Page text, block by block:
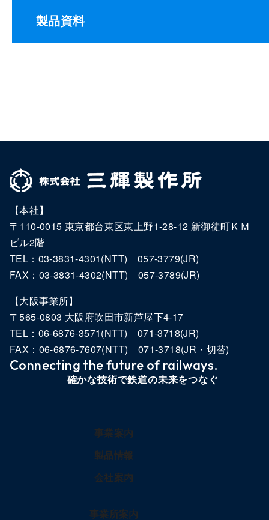
製品資料
【本社】
〒110-0015 東京都台東区東上野1-28-12 新御徒町ＫＭ
ビル2階
TEL：03-3831-4301(NTT) 057-3779(JR)
FAX：03-3831-4302(NTT) 057-3789(JR)
【大阪事業所】
〒565-0803 大阪府吹田市新芦屋下4-17
TEL：06-6876-3571(NTT) 071-3718(JR)
FAX：06-6876-7607(NTT) 071-3718(JR・切替)
確かな技術で鉄道の未来をつなぐ
事業案内
製品情報
会社案内
事業所案内